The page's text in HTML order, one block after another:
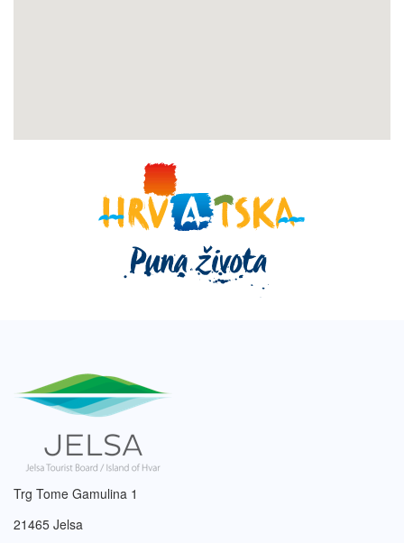
Trg Tome Gamulina 1
21465 Jelsa